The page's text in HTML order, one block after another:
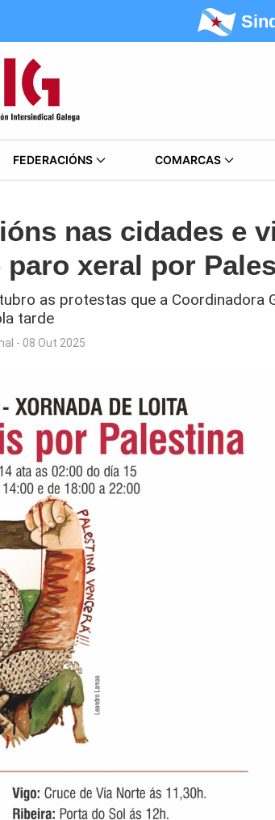
FEDERACIÓNS COMARCAS
nas cidades e
xeral por
as protestas que a Coordinadora
tarde
- 08 Out 2025